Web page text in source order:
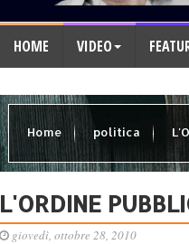
HOME VIDEO
Home politica
L'ORDINE
giovedì, ottobre 28, 2010